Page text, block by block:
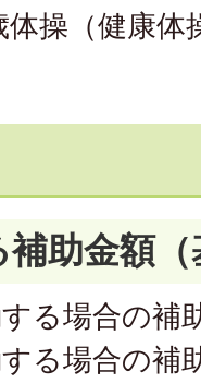
操（健康体
助金額
る場合の補
る場合の補